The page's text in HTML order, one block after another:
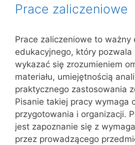
Prace zaliczeniowe
Prace zaliczeniowe to ważny
edukacyjnego, który
wykazać się zrozumieniem
materiału, umiejętnością
praktycznego zastosowania
Pisanie takiej pracy wymaga
przygotowania i organizacji.
jest zapoznanie się z
przez prowadzącego